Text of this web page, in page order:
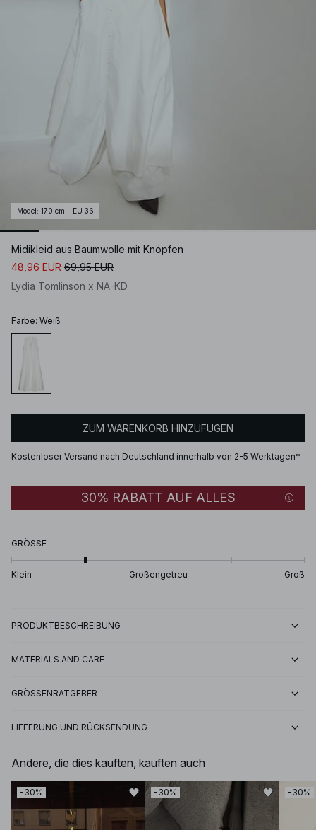
Model : 170 cm - EU 36
Midikleid aus Baumwolle mit Knöpfen
48,96 EUR 69,95 EUR
Lydia Tomlinson x NA-KD
Farbe: Weiß
ZUM WARENKORB HINZUFÜGEN
Kostenloser Versand nach Deutschland innerhalb von 2-5 Werktagen*
30% RABATT AUF ALLES
GRÖSSE
Klein Größengetreu Groß
PRODUKTBESCHREIBUNG
MATERIALS AND CARE
GRÖSSENRATGEBER
LIEFERUNG UND RÜCKSENDUNG
Andere, die dies kauften, kauften auch
-30% -30% -30%